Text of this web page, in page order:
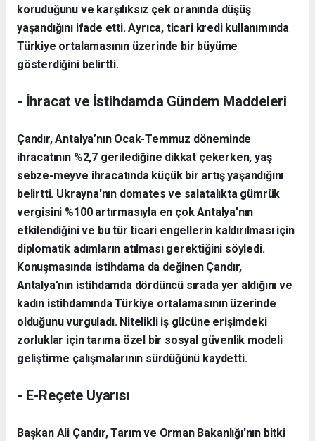
koruduğunu ve karşılıksız çek oranında düşüş
yaşandığını ifade etti. Ayrıca, ticari kredi kullanımında
Türkiye ortalamasının üzerinde bir büyüme
gösterdiğini belirtti.
- ​İhracat ve İstihdamda Gündem Maddeleri
​Çandır, Antalya’nın Ocak-Temmuz döneminde
ihracatının %2,7 gerilediğine dikkat çekerken, yaş
sebze-meyve ihracatında küçük bir artış yaşandığını
belirtti. Ukrayna'nın domates ve salatalıkta gümrük
vergisini %100 artırmasıyla en çok Antalya'nın
etkilendiğini ve bu tür ticari engellerin kaldırılması için
diplomatik adımların atılması gerektiğini söyledi.
​Konuşmasında istihdama da değinen Çandır,
Antalya’nın istihdamda dördüncü sırada yer aldığını ve
kadın istihdamında Türkiye ortalamasının üzerinde
olduğunu vurguladı. Nitelikli iş gücüne erişimdeki
zorluklar için tarıma özel bir sosyal güvenlik modeli
geliştirme çalışmalarının sürdüğünü kaydetti.
- E-Reçete Uyarısı
Başkan Ali Çandır, Tarım ve Orman Bakanlığı'nın bitki